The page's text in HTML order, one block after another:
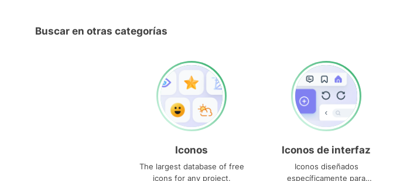
Buscar en otras categorías
Iconos
The largest database of free
icons for any project.
Iconos de interfaz
Iconos diseñados
específicamente para